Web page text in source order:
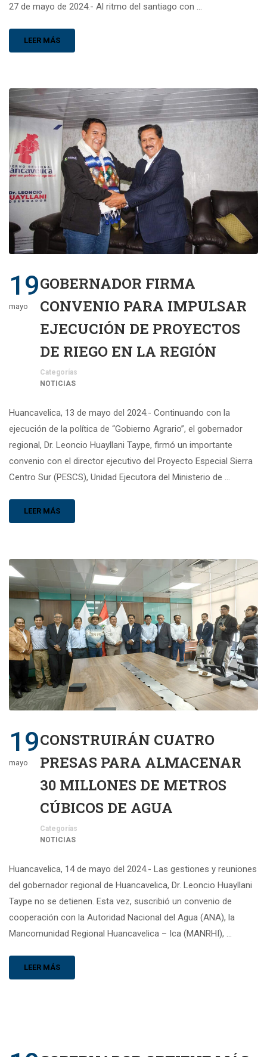
27 de mayo de 2024.- Al ritmo del santiago con …
LEER MÁS
19
mayo
GOBERNADOR FIRMA
CONVENIO PARA IMPULSAR
EJECUCIÓN DE PROYECTOS
DE RIEGO EN LA REGIÓN
Categorías
NOTICIAS
Huancavelica, 13 de mayo del 2024.- Continuando con la
ejecución de la política de “Gobierno Agrario”, el gobernador
regional, Dr. Leoncio Huayllani Taype, firmó un importante
convenio con el director ejecutivo del Proyecto Especial Sierra
Centro Sur (PESCS), Unidad Ejecutora del Ministerio de …
LEER MÁS
19
mayo
CONSTRUIRÁN CUATRO
PRESAS PARA ALMACENAR
30 MILLONES DE METROS
CÚBICOS DE AGUA
Categorías
NOTICIAS
Huancavelica, 14 de mayo del 2024.- Las gestiones y reuniones
del gobernador regional de Huancavelica, Dr. Leoncio Huayllani
Taype no se detienen. Esta vez, suscribió un convenio de
cooperación con la Autoridad Nacional del Agua (ANA), la
Mancomunidad Regional Huancavelica – Ica (MANRHI), …
LEER MÁS